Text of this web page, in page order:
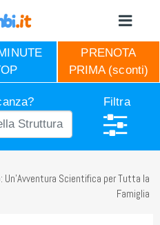
PRENOTA
PRIMA (sconti)
Filtra
Un'Avventura Scientifica per Tutta la
Famiglia